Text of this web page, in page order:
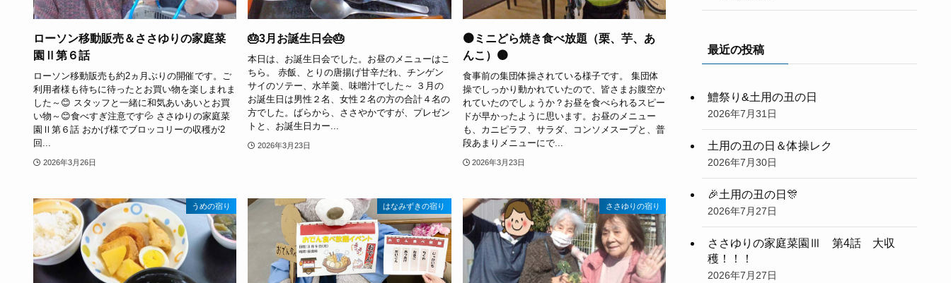
ローソン移動販売＆ささゆりの家庭菜
園Ⅱ第６話
ローソン移動販売も約2ヵ月ぶりの開催です。ご
利用者様も待ちに待ったとお買い物を楽しまれま
した～😊 スタッフと一緒に和気あいあいとお買
い物～😊食べすぎ注意です💦 ささゆりの家庭菜
園Ⅱ第６話 おかげ様でブロッコリーの収穫が2
回...
2026年3月26日
🎂3月お誕生日会🎂
本日は、お誕生日会でした。お昼のメニューはこ
ちら。 赤飯、とりの唐揚げ甘辛だれ、チンゲン
サイのソテー、水羊羹、味噌汁でした～ ３月の
お誕生日は男性２名、女性２名の方の合計４名の
方でした。ばらから、ささやかですが、プレゼン
トと、お誕生日カー...
2026年3月23日
🟤ミニどら焼き食べ放題（栗、芋、あ
んこ）🟤
食事前の集団体操されている様子です。 集団体
操でしっかり動かれていたので、皆さまお腹空か
れていたのでしょうか？お昼を食べられるスピー
ドが早かったように思います。お昼のメニュー
も、カニピラフ、サラダ、コンソメスープと、普
段あまりメニューにで...
2026年3月23日
うめの宿り はなみずきの宿り ささゆりの宿り
最近の投稿
鱧祭り&土用の丑の日
2026年7月31日
土用の丑の日＆体操レク
2026年7月30日
🎉土用の丑の日🎊
2026年7月27日
ささゆりの家庭菜園Ⅲ 第4話 大収
穫！！！
2026年7月27日